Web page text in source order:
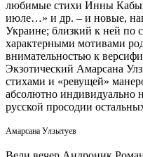
любимые стихи Инны
июле…» и др. – и новые,
Украине; близкий к ней по
характерными мотивами
внимательностью к
Экзотический Амарсана
стихами и «ревущей»
абсолютно индивидуально
русской просодии
Амарсана Улзытуев